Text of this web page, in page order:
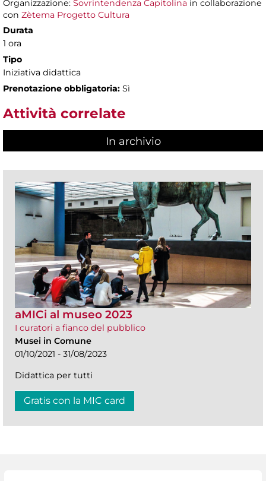
Organizzazione: Sovrintendenza Capitolina in collaborazione
con Zètema Progetto Cultura
Durata
1 ora
Tipo
Iniziativa didattica
Prenotazione obbligatoria: Sì
Attività correlate
In archivio
aMICi al museo 2023
I curatori a fianco del pubblico
Musei in Comune
01/10/2021 - 31/08/2023
Didattica per tutti
Gratis con la MIC card